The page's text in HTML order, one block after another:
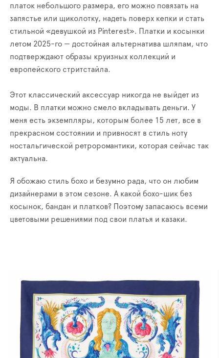
платок небольшого размера, его можно повязать на
запястье или щиколотку, надеть поверх кепки и стать
стильной «девушкой из Pinterest». Платки и косынки
летом 2025-го — достойная альтернатива шляпам, что
подтверждают образы круизных коллекций и
европейского стритстайла.
Этот классический аксессуар никогда не выйдет из
моды. В платки можно смело вкладывать деньги. У
меня есть экземпляры, которым более 15 лет, все в
прекрасном состоянии и привносят в стиль ноту
ностальгической ретроромантики, которая сейчас так
актуальна.
Я обожаю стиль бохо и безумно рада, что он любим
дизайнерами в этом сезоне. А какой бохо-шик без
косынок, бандан и платков? Поэтому запасаюсь всеми
цветовыми решениями под свои платья и казаки.